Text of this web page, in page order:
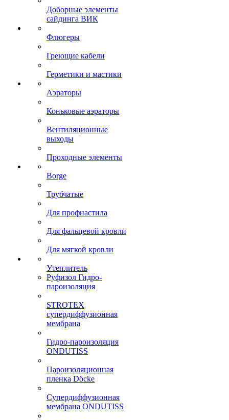
Доборные элементы
сайдинга ВИК
Флюгеры
Греющие кабели
Герметики и мастики
Аэраторы
Коньковые аэраторы
Вентиляционные
выходы
Проходные элементы
Borge
Трубчатые
Для профнастила
Для фальцевой кровли
Для мягкой кровли
Утеплитель
Руфизол Гидро-
пароизоляция
STROTEX
супердиффузионная
мембрана
Гидро-пароизоляция
ONDUTISS
Пароизоляционная
пленка Döcke
Супердиффузионная
мембрана ONDUTISS